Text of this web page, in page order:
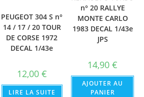
PEUGEOT 304 S n°
14 / 17 / 20 TOUR
DE CORSE 1972
DECAL 1/43e
12,00 €
LIRE LA SUITE
n° 20 RALLYE
MONTE CARLO
1983 DECAL 1/43e
JPS
14,90€
AJOUTER AU
PANIER